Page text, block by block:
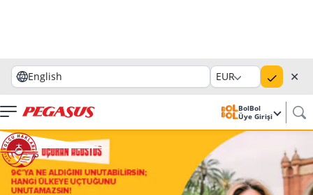
English EUR ✕
BolBol
Üye Girişi